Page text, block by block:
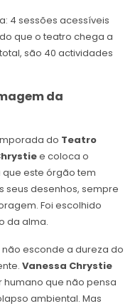
4 sessões acessíveis
que o teatro chega a
são 40 actividades
da
do Teatro
e coloca o
este órgão tem
seus desenhos, sempre
Foi escolhido
da alma.
esconde a dureza do
Vanessa Chrystie
que não pensa
ambiental. Mas